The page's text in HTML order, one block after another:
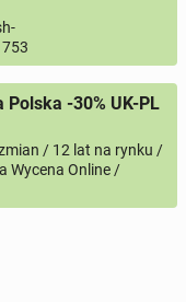
-30% UK-PL
/ 12 lat na rynku /
Wycena Online /